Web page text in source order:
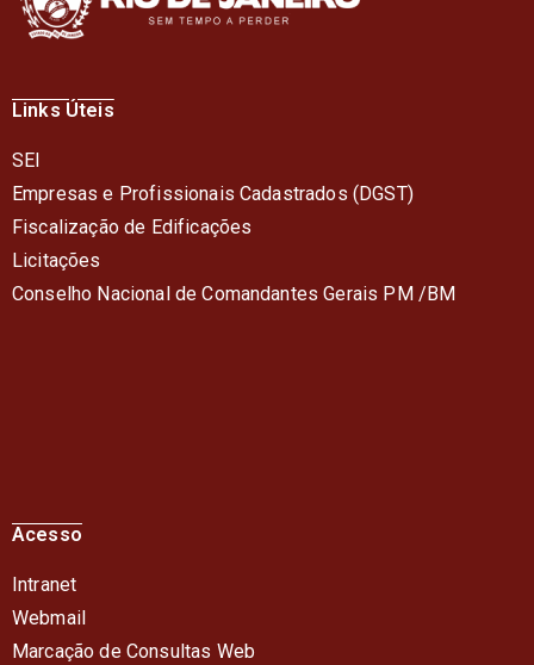
Links Úteis
SEI
Empresas e Profissionais Cadastrados (DGST)
Fiscalização de Edificações
Licitações
Conselho Nacional de Comandantes Gerais PM /BM
Acesso
Intranet
Webmail
Marcação de Consultas Web